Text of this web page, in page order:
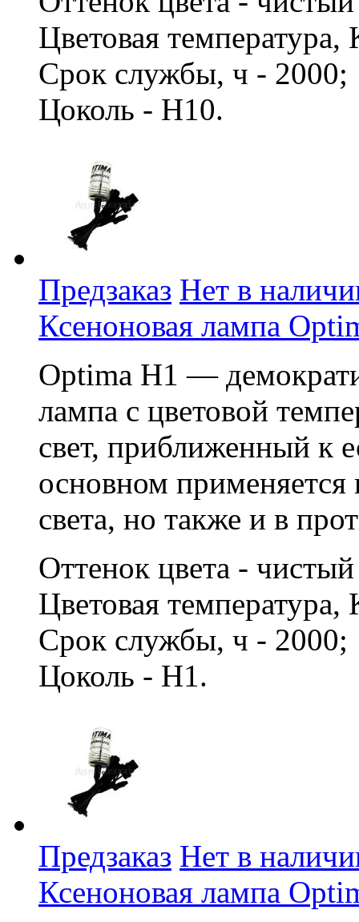
Цветовая
Срок службы, ч -
Цоколь - H10.
Предзаказ Нет в
Ксеноновая лампа
Optima H1 —
лампа с цветовой
свет, приближенный к
основном применяется
света, но также и в
Оттенок цвета -
Цветовая
Срок службы, ч -
Цоколь - H1.
Предзаказ Нет в
Ксеноновая лампа